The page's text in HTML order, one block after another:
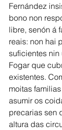
Fernández
bono non
libre, senón á
reais: non hai
suficientes nin
Fogar que
existentes.
moitas
asumir os
precarias sen
altura das